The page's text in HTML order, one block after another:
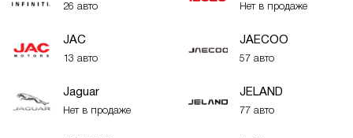
26 авто Нет в продаже
JAC
13 авто
JAECOO
57 авто
Jaguar
Нет в продаже
JELAND
77 авто